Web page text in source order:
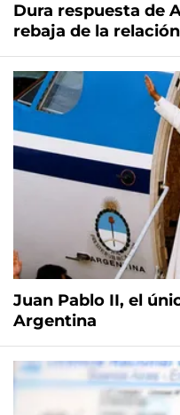
Dura respuesta de
rebaja de la
Juan Pablo II, el
Argentina